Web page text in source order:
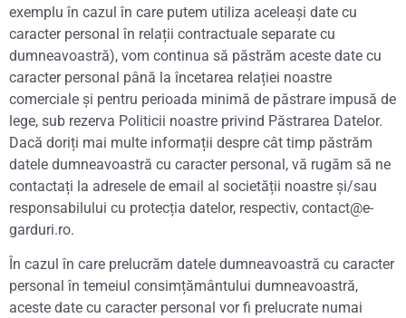
exemplu în cazul în care putem utiliza aceleași date cu
caracter personal în relații contractuale separate cu
dumneavoastră), vom continua să păstrăm aceste date cu
caracter personal până la încetarea relației noastre
comerciale și pentru perioada minimă de păstrare impusă de
lege, sub rezerva Politicii noastre privind Păstrarea Datelor.
Dacă doriți mai multe informații despre cât timp păstrăm
datele dumneavoastră cu caracter personal, vă rugăm să ne
contactați la adresele de email al societății noastre și/sau
responsabilului cu protecția datelor, respectiv, contact@e-
garduri.ro.
În cazul în care prelucrăm datele dumneavoastră cu caracter
personal în temeiul consimțământului dumneavoastră,
aceste date cu caracter personal vor fi prelucrate numai